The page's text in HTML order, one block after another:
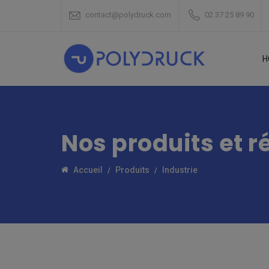
contact@polydruck.com 02 37 25 89 90
Nos produits et
Accueil Produits Industrie